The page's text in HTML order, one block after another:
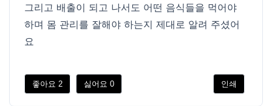
그리고 배출이 되고 나서도 어떤 음식들을 먹어야
하며 몸 관리를 잘해야 하는지 제대로 알려 주셨어
요
좋아요 2 싫어요 0 인쇄